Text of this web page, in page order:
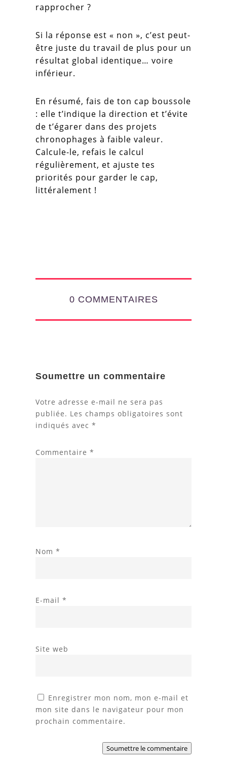
rapprocher ?
Si la réponse est « non », c’est peut-
être juste du travail de plus pour un
résultat global identique… voire
inférieur.
En résumé, fais de ton cap boussole
: elle t’indique la direction et t’évite
de t’égarer dans des projets
chronophages à faible valeur.
Calcule-le, refais le calcul
régulièrement, et ajuste tes
priorités pour garder le cap,
littéralement !
0 COMMENTAIRES
Soumettre un commentaire
Votre adresse e-mail ne sera pas
publiée. Les champs obligatoires sont
indiqués avec *
Commentaire *
Nom *
E-mail *
Site web
Enregistrer mon nom, mon e-mail et
mon site dans le navigateur pour mon
prochain commentaire.
Soumettre le commentaire